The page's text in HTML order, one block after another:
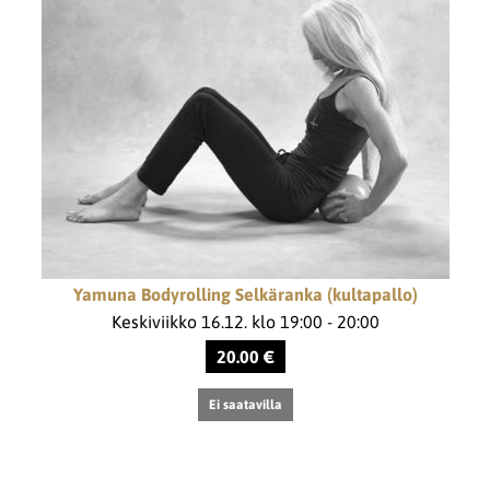
Yamuna Bodyrolling Selkäranka (kultapallo)
Keskiviikko 16.12. klo 19:00 - 20:00
20.00 €
Ei saatavilla